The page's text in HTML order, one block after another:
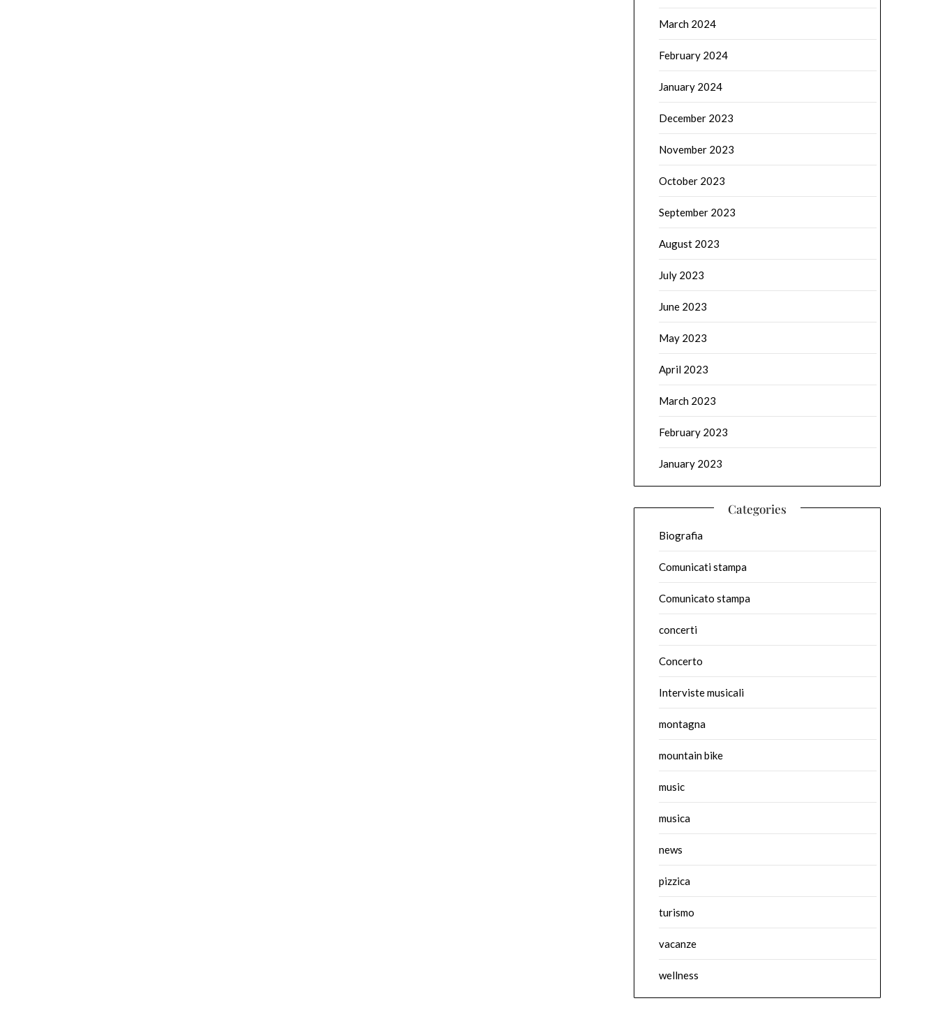
March 2024
February 2024
January 2024
December 2023
November 2023
October 2023
September 2023
August 2023
July 2023
June 2023
May 2023
April 2023
March 2023
February 2023
January 2023
Categories
Biografia
Comunicati stampa
Comunicato stampa
concerti
Concerto
Interviste musicali
montagna
mountain bike
music
musica
news
pizzica
turismo
vacanze
wellness